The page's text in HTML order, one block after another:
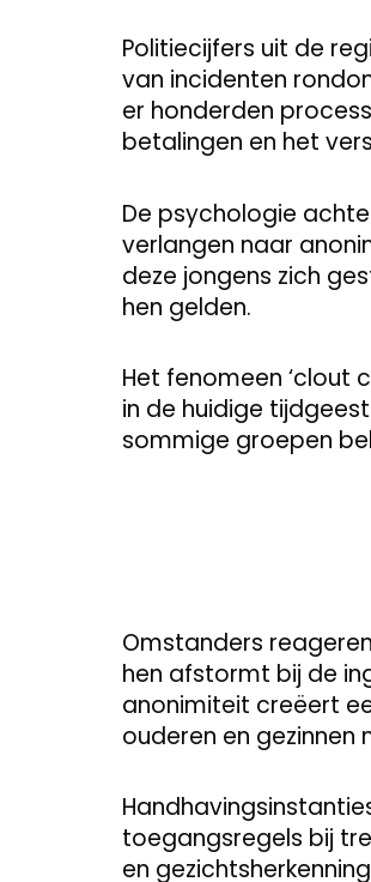
Politiecijfers uit de
van incidenten
er honderden
betalingen en het
De psychologie
verlangen naar
deze jongens zich
hen gelden.
Het fenomeen ‘clout
in de huidige
sommige groepen
Omstanders
hen afstormt bij de
anonimiteit creëert
ouderen en gezinnen
toegangsregels bij
en